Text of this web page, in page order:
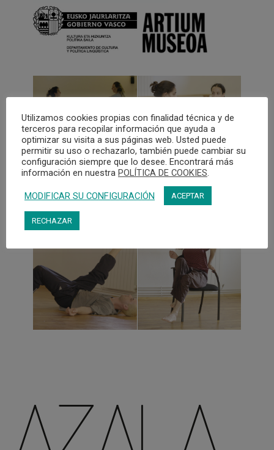
Utilizamos cookies propias con finalidad técnica y de
terceros para recopilar información que ayuda a
optimizar su visita a sus páginas web. Usted puede
permitir su uso o rechazarlo, también puede cambiar su
configuración siempre que lo desee. Encontrará más
información en nuestra POLÍTICA DE COOKIES.
MODIFICAR SU CONFIGURACIÓN ACEPTAR
RECHAZAR